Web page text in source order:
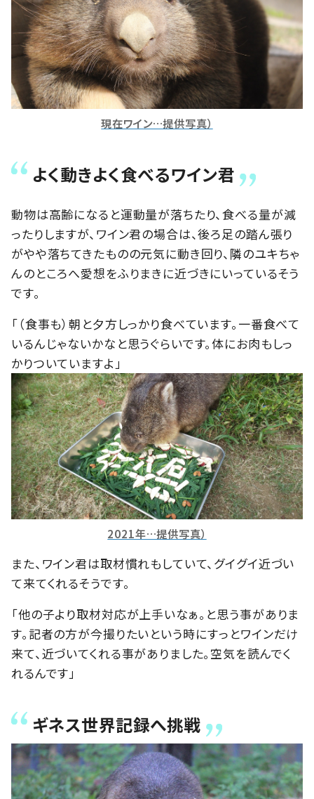
現在ワイン…提供写真）
よく動きよく食べるワイン君
動物は高齢になると運動量が落ちたり、食べる量が減
ったりしますが、ワイン君の場合は、後ろ足の踏ん張り
がやや落ちてきたものの元気に動き回り、隣のユキちゃ
んのところへ愛想をふりまきに近づきにいっているそう
です。
「（食事も）朝と夕方しっかり食べています。一番食べて
いるんじゃないかなと思うぐらいです。体にお肉もしっ
かりついていますよ」
2021年…提供写真）
また、ワイン君は取材慣れもしていて、グイグイ近づい
て来てくれるそうです。
「他の子より取材対応が上手いなぁ。と思う事がありま
す。記者の方が今撮りたいという時にすっとワインだけ
来て、近づいてくれる事がありました。空気を読んでく
れるんです」
ギネス世界記録へ挑戦